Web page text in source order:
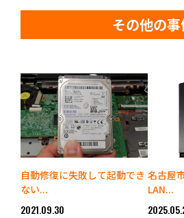
その他の事
自動修復に失敗して起動でき
ない...
2021.09.30
名古屋
LAN...